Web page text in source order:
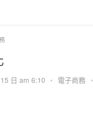
日 am 6:10 • 電子商務 •